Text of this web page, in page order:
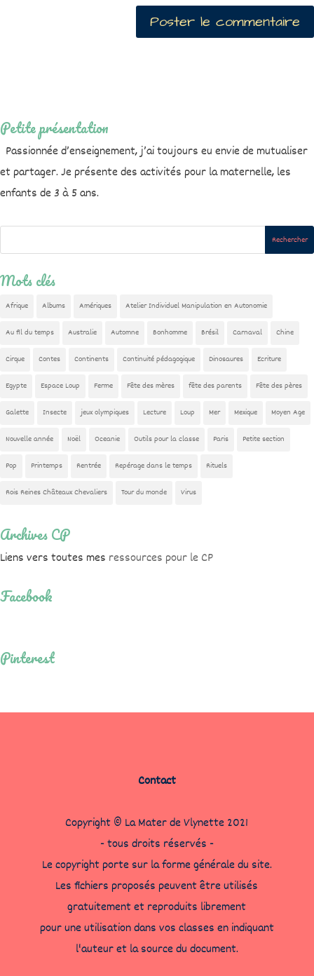
Petite présentation
Passionnée d’enseignement, j’ai toujours eu envie de mutualiser
et partager. Je présente des activités pour la maternelle, les
enfants de 3 à 5 ans.
Mots clés
Afrique Albums Amériques Atelier Individuel Manipulation en Autonomie
Au fil du temps Australie Automne Bonhomme Brésil Carnaval Chine
Cirque Contes Continents Continuité pédagogique Dinosaures Ecriture
Egypte Espace Loup Ferme Fête des mères fête des parents Fête des pères
Galette Insecte jeux olympiques Lecture Loup Mer Mexique Moyen Age
Nouvelle année Noël Oceanie Outils pour la classe Paris Petite section
Pop Printemps Rentrée Repérage dans le temps Rituels
Rois Reines Châteaux Chevaliers Tour du monde Virus
Archives CP
Liens vers toutes mes ressources pour le CP
Facebook
Pinterest
Contact
Copyright © La Mater de Vlynette 2021
- tous droits réservés -
Le copyright porte sur la forme générale du site.
Les fichiers proposés peuvent être utilisés
gratuitement et reproduits librement
pour une utilisation dans vos classes en indiquant
l'auteur et la source du document.